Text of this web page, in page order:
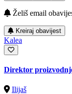
Želiš email
Kreiraj obavijest
Kalea
Direktor
Ilijaš